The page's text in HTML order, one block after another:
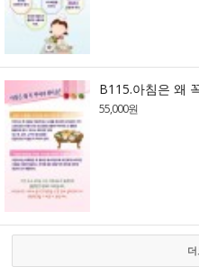
B115.아침은 왜
55,000원